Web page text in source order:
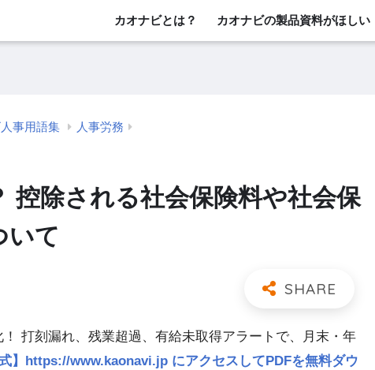
カオナビとは？ カオナビの製品資料がほしい
事用語集 人事労務
控除される社会保険料や社会保
いて
！ 打刻漏れ、残業超過、有給未取得アラートで、月末・年
式】https://www.kaonavi.jp にアクセスしてPDFを無料ダウ